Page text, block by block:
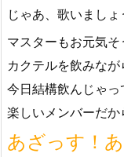
じゃあ、歌いましょ
マスターもお元気そ
カクテルを飲みなが
今日結構飲んじゃっ
楽しいメンバーだか
あざっす！